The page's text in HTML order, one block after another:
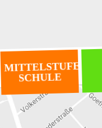
MITTELSTUFEN
SCHULE